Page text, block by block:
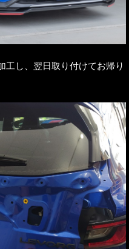
工し、翌日取り付けてお帰り